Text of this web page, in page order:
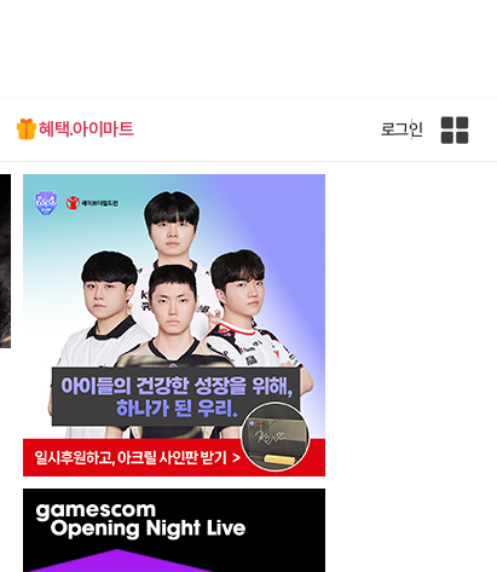
혜택.아이마트 로그인
인
벤